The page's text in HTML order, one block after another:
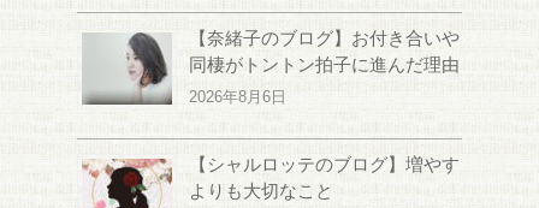
【奈緒子のブログ】お付き合いや
同棲がトントン拍子に進んだ理由
2026年8月6日
【シャルロッテのブログ】増やす
よりも大切なこと